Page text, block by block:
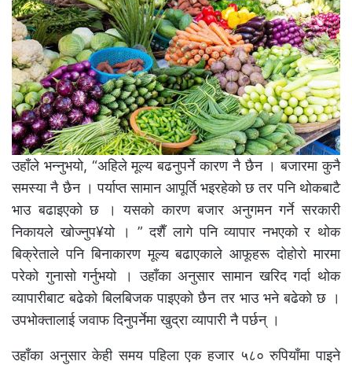
उहाँले भन्नुभयो, “अहिले मूल्य बढनुपर्ने कारण नै छैन । बजारमा कुनै
समस्या नै छैन । पर्याप्त सामान आपूर्ति भइरहेको छ तर पनि थोकबाटै
भाउ बढाइएको छ । यसको कारण बजार अनुगमन गर्ने सरकारी
निकायले खोज्नुप¥यो । ” दशैँ लागे पनि व्यापार नभएको र थोक
बिक्रेताले पनि बिनाकारण मूल्य बढाएकाले आफूहरू दोहोरो मारमा
परेको गुनासो गर्नुभयो । उहाँका अनुसार सामान खरिद गर्दा थोक
व्यापारीबाट बढेको बिलबिजक पाइएको छैन तर भाउ भने बढेको छ ।
उपभोक्तालाई जवाफ दिनुपर्नेमा खुद्रा व्यापारी नै पर्छन् ।
उहाँका अनुसार केही समय पहिला एक हजार ५८० रुपियाँमा पाइने